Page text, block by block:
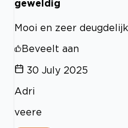
geweldig
Mooi en zeer
Beveelt aan
30 July 2025
Adri
veere